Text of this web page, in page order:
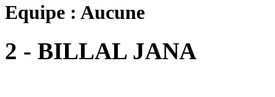
Equipe : Aucune
2 - BILLAL JANA